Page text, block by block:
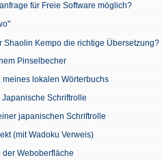
für Freie Software möglich?
Shaolin Kempo die richtige Übersetzung?
Pinselbecher
lokalen Wörterbuchs
Schriftrolle
japanischen Schriftrolle
(mit Wadoku Verweis)
Weboberfläche